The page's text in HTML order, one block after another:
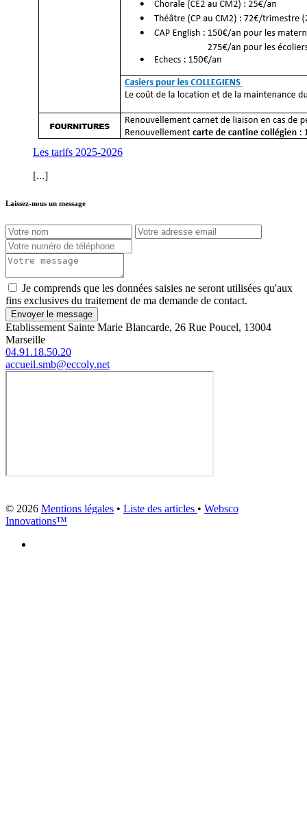
Les tarifs 2025-2026
[...]
Laissez-nous un message
Je comprends que les données saisies ne seront utilisées qu'aux
fins exclusives du traitement de ma demande de contact.
Envoyer le message
Etablissement Sainte Marie Blancarde, 26 Rue Poucel, 13004
Marseille
04.91.18.50.20
accueil.smb@eccoly.net
© 2026 Mentions légales • Liste des articles • Websco
Innovations™